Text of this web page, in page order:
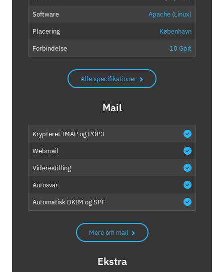
Software
Apache (Linux)
Placering
København
Forbindelse
10 Gbit
Alle specifikationer
Mail
Krypteret IMAP og POP3
Webmail
Viderestilling
Autosvar
Automatisk DKIM og SPF
Mere om mail
Ekstra